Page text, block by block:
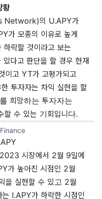
황
Network)의 U.APY가
가 모종의 이유로 높게
락할 것이라고 보는
다고 판단을 할 경우 현재
이고 YT가 고평가되고
투자자는 차익 실현을 할
희망하는 투자자는
수 있는 기회입니다.
시장에서 2월 9일에
가 높아진 시점인 2월
을 실현할 수 있고 2월
I.APY가 하락한 시점인